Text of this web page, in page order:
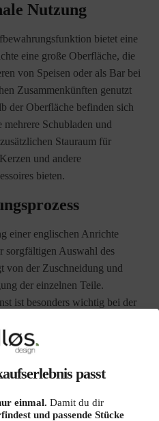
passt
einmal. Damit du dir
und passende Stücke
Nutzung
bietet eine
eine große Oberfläche, die
von Speisen oder als Bar bei
Zusammenkünften genutzt
der Oberfläche befinden sich
mehrere Schubladen und
Stauraum für
und andere
bieten.
einer englischen Anrichte
sorgfältigen Auswahl des
von der Zuschneidung und
der einzelnen Teile.
ist besonders wichtig bei der
Dekorationstechniken wie
Die
schützt